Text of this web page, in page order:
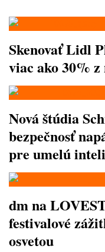
Skenovať Lidl
viac ako 30%
Nová štúdia
bezpečnosť
pre umelú
dm na
festivalové
osvetou